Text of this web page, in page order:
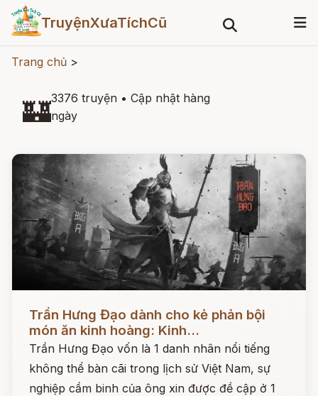
TruyệnXưaTíchCũ
Trang chủ >
🏰3376 truyện • Cập nhật hàng
ngày
Đọc ngay
Trần Hưng Đạo dành cho kẻ phản bội
món ăn kinh hoàng: Kinh...
Trần Hưng Đạo vốn là 1 danh nhân nổi tiếng
không thể bàn cãi trong lịch sử Việt Nam, sự
nghiệp cầm binh của ông xin được đề cập ở 1